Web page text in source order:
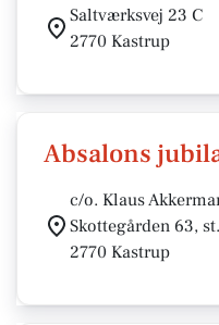
Saltværksvej 23 C
2770 Kastrup
Absalons
c/o. Klaus
Skottegården 63,
2770 Kastrup